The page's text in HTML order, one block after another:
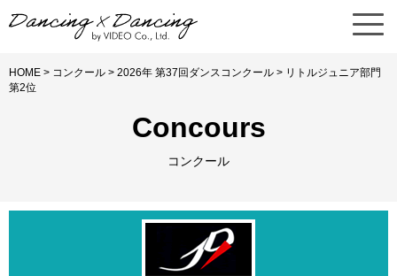
HOME > コンクール > 2026年 第37回ダンスコンクール > リトルジュニア部門
第2位
Concours
コンクール